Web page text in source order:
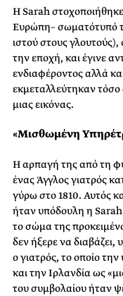
Η Sarah
Ευρώπη– σωματότυπό
ιστού στους
την εποχή, και έγινε
ενδιαφέροντος αλλά
εκμεταλλεύτηκαν
μιας εικόνας.
«Μισθωμένη
Η αρπαγή της από τη
ένας Άγγλος γιατρός
γύρω στο 1810. Αυτός
ήταν υπόδουλη η
το σώμα της
δεν ήξερε να
ο γιατρός, το οποίο
και την Ιρλανδία ως
του συμβολαίου ήταν